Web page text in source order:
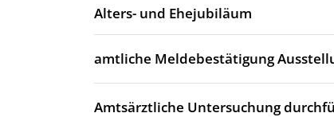
Alters- und Ehejubiläum
amtliche Meldebestätigung
Amtsärztliche Untersuchung